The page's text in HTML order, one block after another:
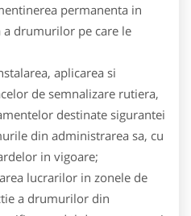
permanenta in
a drumurilor pe care le
aplicarea si
de semnalizare rutiera,
destinate sigurantei
din administrarea sa, cu
in vigoare;
lucrarilor in zonele de
a drumurilor din